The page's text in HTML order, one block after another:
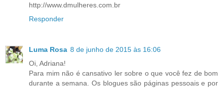
http://www.dmulheres.com.br
Responder
Luma Rosa 8 de junho de 2015 às 16:06
Oi, Adriana!
Para mim não é cansativo ler sobre o que você fez de bom
durante a semana. Os blogues são páginas pessoais e por